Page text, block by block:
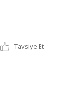
Tavsiye Et